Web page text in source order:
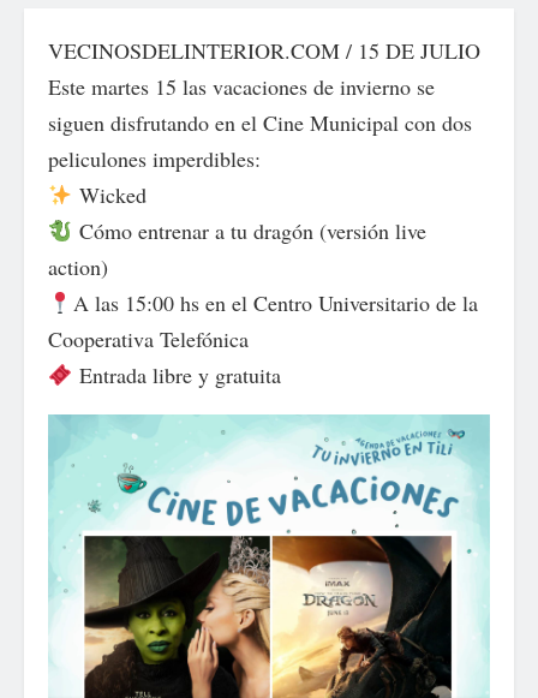
VECINOSDELINTERIOR.COM / 15 DE JULIO
Este martes 15 las vacaciones de invierno se
siguen disfrutando en el Cine Municipal con dos
peliculones imperdibles:
Wicked
Cómo entrenar a tu dragón (versión live
action)
A las 15:00 hs en el Centro Universitario de la
Cooperativa Telefónica
Entrada libre y gratuita